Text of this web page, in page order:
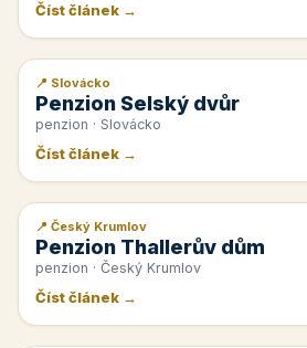
Číst článek →
📰 PR článek
📍 Slovácko
Penzion Selský dvůr
penzion · Slovácko
Číst článek →
📰 PR článek
📍 Český Krumlov
Penzion Thallerův dům
penzion · Český Krumlov
Číst článek →